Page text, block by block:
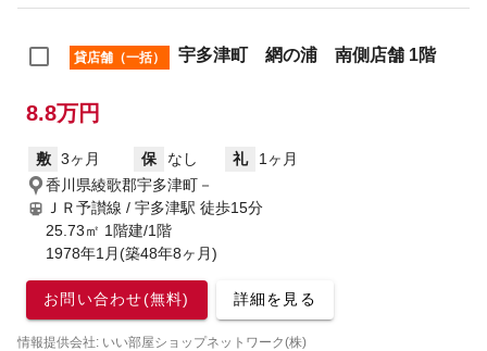
貸店舗（一括） 宇多津町 網の浦 南側店舗 1階
8.8万円
敷 3ヶ月 保 なし 礼
1ヶ月
香川県綾歌郡宇多津町－
ＪＲ予讃線 / 宇多津駅 徒歩15分
25.73㎡ 1階建/1階
1978年1月(築48年8ヶ月)
お問い合わせ(無料) 詳細を見る
情報提供会社: いい部屋ショップネットワーク(株)